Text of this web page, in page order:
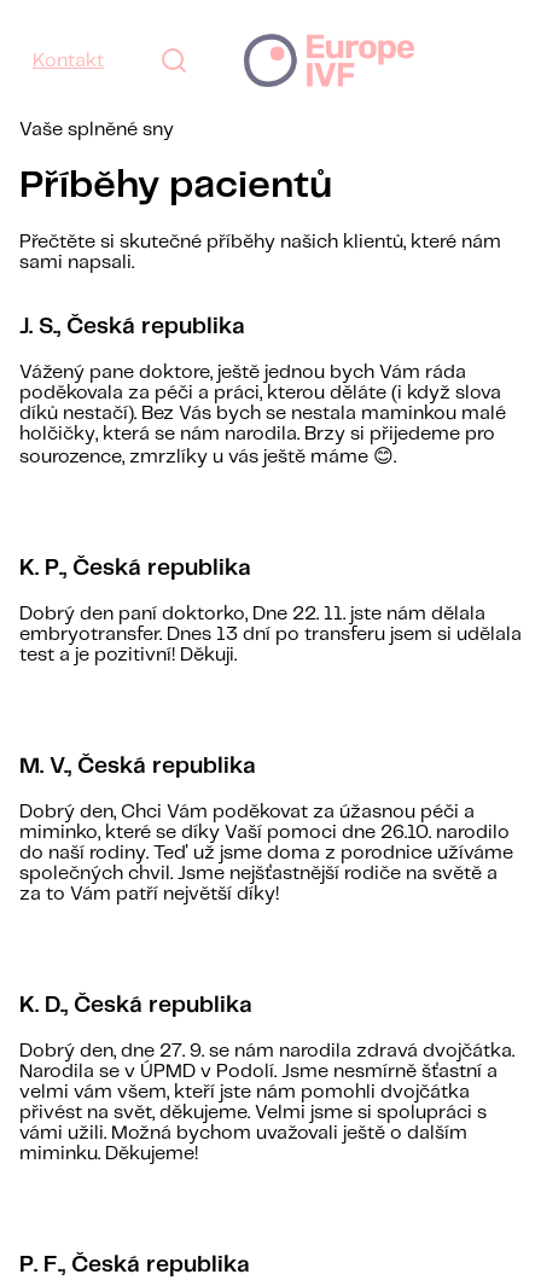
Kontakt
Vaše splněné sny
Příběhy pacientů
Přečtěte si skutečné příběhy našich klientů, které nám
sami napsali.
J. S., Česká republika
Vážený pane doktore, ještě jednou bych Vám ráda
poděkovala za péči a práci, kterou děláte (i když slova
díků nestačí). Bez Vás bych se nestala maminkou malé
holčičky, která se nám narodila. Brzy si přijedeme pro
sourozence, zmrzlíky u vás ještě máme 😊.
K. P., Česká republika
Dobrý den paní doktorko, Dne 22. 11. jste nám dělala
embryotransfer. Dnes 13 dní po transferu jsem si udělala
test a je pozitivní! Děkuji.
M. V., Česká republika
Dobrý den, Chci Vám poděkovat za úžasnou péči a
miminko, které se díky Vaší pomoci dne 26.10. narodilo
do naší rodiny. Teď už jsme doma z porodnice užíváme
společných chvil. Jsme nejšťastnější rodiče na světě a
za to Vám patří největší díky!
K. D., Česká republika
Dobrý den, dne 27. 9. se nám narodila zdravá dvojčátka.
Narodila se v ÚPMD v Podolí. Jsme nesmírně šťastní a
velmi vám všem, kteří jste nám pomohli dvojčátka
přivést na svět, děkujeme. Velmi jsme si spolupráci s
vámi užili. Možná bychom uvažovali ještě o dalším
miminku. Děkujeme!
P. F., Česká republika